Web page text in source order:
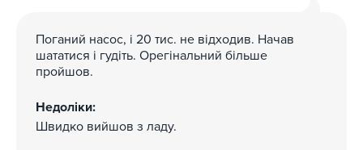
Поганий насос, і 20 тис. не відходив. Начав
шататися і гудіть. Орегінальний більше
пройшов.
Недоліки:
Швидко вийшов з ладу.